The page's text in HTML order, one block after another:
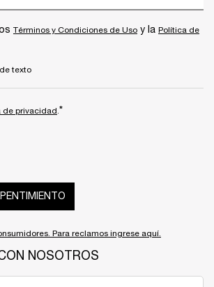
Términos y Condiciones de Uso y la Política de
texto
de privacidad *
Para reclamos ingrese aquí.
NOSOTROS